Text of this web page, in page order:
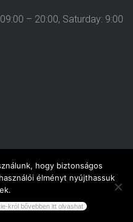
– 20:00, Saturday: 9:00
hogy biztonságos
élményt nyújthassuk
król bővebben itt olvashat